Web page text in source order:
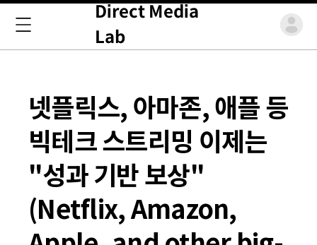
Direct Media
Lab
넷플릭스, 아마존, 애플 등
빅테크 스트리밍 이제는
"성과 기반 보상"
(Netflix, Amazon,